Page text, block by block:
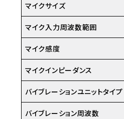
マイクサイズ
マイク入力周波数範囲
マイク感度
マイクインピーダンス
バイブレーションユニットタイプ
バイブレーション周波数